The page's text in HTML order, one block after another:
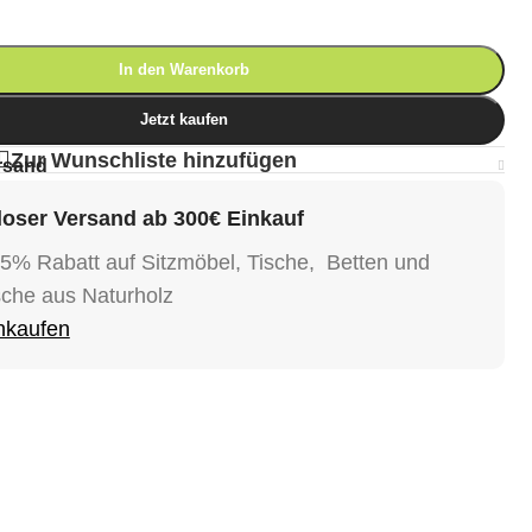
In den Warenkorb
Jetzt kaufen
Zur Wunschliste hinzufügen
Versand ab 300€ Einkauf
Rabatt auf Sitzmöbel, Tische, Betten und
aus Naturholz